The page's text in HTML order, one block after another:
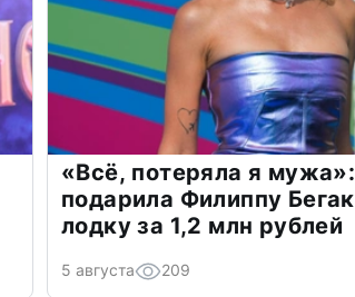
«Всё, потеряла я
подарила Филиппу
лодку за 1,2 млн рублей
5 августа 209